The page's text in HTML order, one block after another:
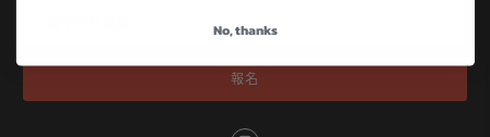
No, thanks